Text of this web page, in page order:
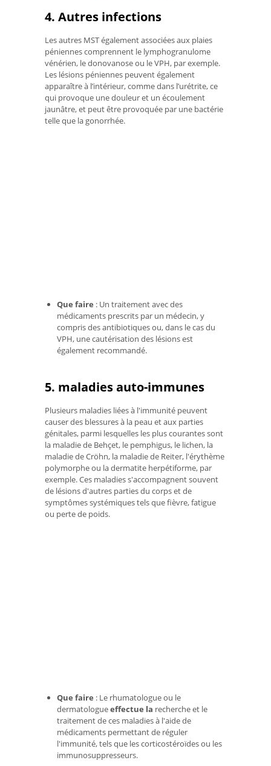
4. Autres infections
Les autres MST également associées aux plaies
péniennes comprennent le lymphogranulome
vénérien, le donovanose ou le VPH, par exemple.
Les lésions péniennes peuvent également
apparaître à l’intérieur, comme dans l’urétrite, ce
qui provoque une douleur et un écoulement
jaunâtre, et peut être provoquée par une bactérie
telle que la gonorrhée.
Que faire : Un traitement avec des
médicaments prescrits par un médecin, y
compris des antibiotiques ou, dans le cas du
VPH, une cautérisation des lésions est
également recommandé.
5. maladies auto-immunes
Plusieurs maladies liées à l'immunité peuvent
causer des blessures à la peau et aux parties
génitales, parmi lesquelles les plus courantes sont
la maladie de Behçet, le pemphigus, le lichen, la
maladie de Cröhn, la maladie de Reiter, l'érythème
polymorphe ou la dermatite herpétiforme, par
exemple. Ces maladies s'accompagnent souvent
de lésions d'autres parties du corps et de
symptômes systémiques tels que fièvre, fatigue
ou perte de poids.
Que faire : Le rhumatologue ou le
dermatologueeffectue la recherche et le
traitement de ces maladies à l'aide de
médicaments permettant de réguler
l'immunité, tels que les corticostéroïdes ou les
immunosuppresseurs.